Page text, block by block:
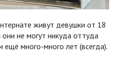
живут девушки от 18
не могут никуда оттуда
ещё много-много лет (всегда).